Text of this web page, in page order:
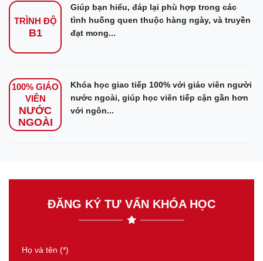
TRÌNH ĐỘ
B1
Giúp bạn hiểu, đáp lại phù hợp trong các
tình huống quen thuộc hàng ngày, và truyền
đạt mong...
100% GIÁO
VIÊN
NƯỚC
NGOÀI
Khóa học giao tiếp 100% với giáo viên người
nước ngoài, giúp học viên tiếp cận gần hơn
với ngôn...
ĐĂNG KÝ TƯ VẤN KHÓA HỌC